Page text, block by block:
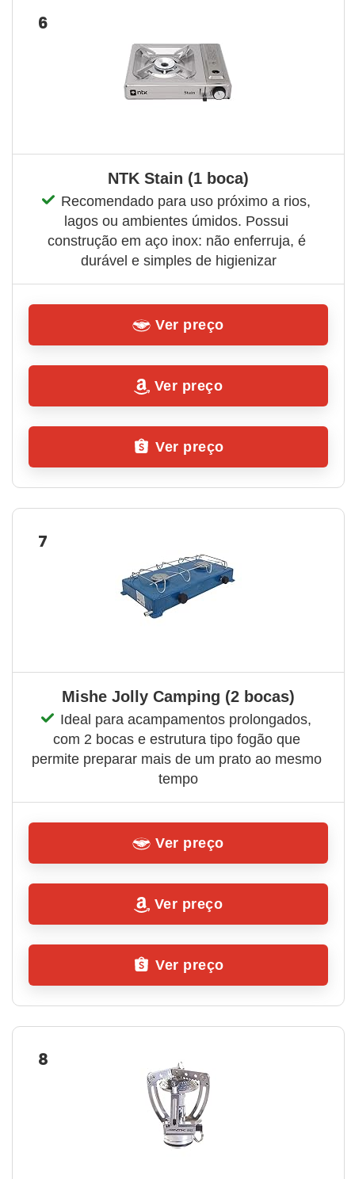
6
NTK Stain (1 boca)
Recomendado para uso próximo a rios,
lagos ou ambientes úmidos. Possui
construção em aço inox: não enferruja, é
durável e simples de higienizar
Ver preço
Ver preço
Ver preço
7
Mishe Jolly Camping (2 bocas)
Ideal para acampamentos prolongados,
com 2 bocas e estrutura tipo fogão que
permite preparar mais de um prato ao mesmo
tempo
Ver preço
Ver preço
Ver preço
8